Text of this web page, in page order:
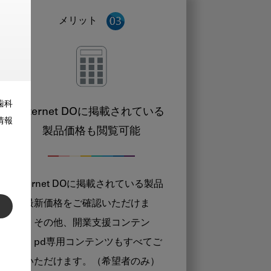
科
報
メリット
Internet DOに掲載されている
製品価格も閲覧可能
Internet DOに掲載されている製品
の最新価格をご確認いただけま
す。その他、開業支援コンテン
ツ、pd専用コンテンツもすべてご
覧いただけます。（希望者のみ）